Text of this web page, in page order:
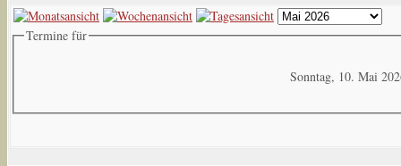
Termine für
Sonntag, 10. Mai